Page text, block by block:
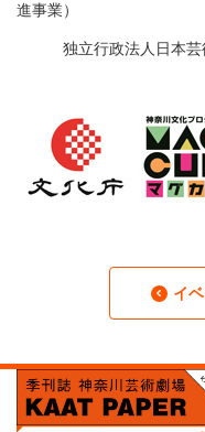
進事業）
独立行政法人日本芸
イ